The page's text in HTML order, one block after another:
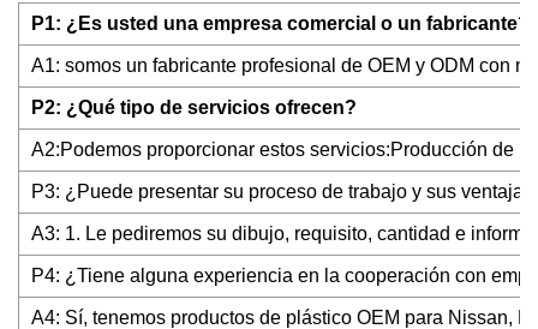
P1: ¿Es usted una empresa comercial o un fabricante?
A1: somos un fabricante profesional de OEM y ODM con
P2: ¿Qué tipo de servicios ofrecen?
A2:Podemos proporcionar estos servicios:Producción de
P3: ¿Puede presentar su proceso de trabajo y sus
A3: 1. Le pediremos su dibujo, requisito, cantidad e
P4: ¿Tiene alguna experiencia en la cooperación con
A4: Sí, tenemos productos de plástico OEM para Nissan,